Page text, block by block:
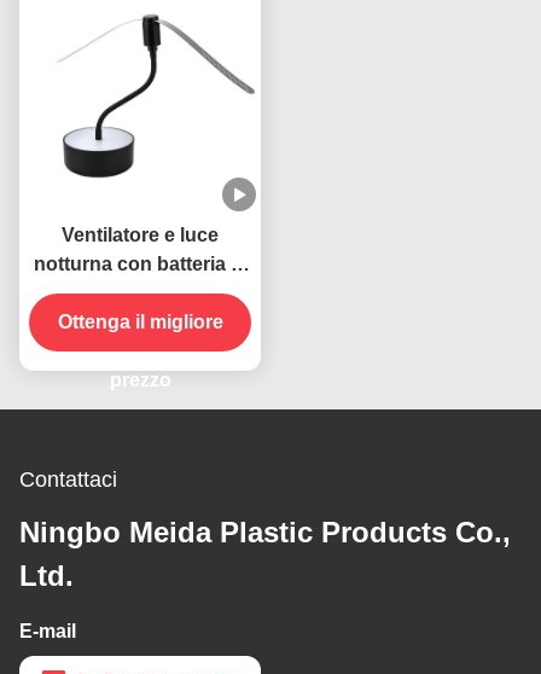
Ventilatore e luce
notturna con batteria al
litio 2 in 1
Ottenga il migliore
prezzo
Contattaci
Ningbo Meida Plastic Products Co.,
Ltd.
E-mail